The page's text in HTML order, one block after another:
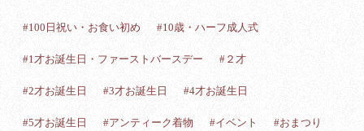
#100日祝い・お食い初め #10歳・ハーフ成人式
#1才お誕生日・ファーストバースデー #２才
#2才お誕生日 #3才お誕生日 #4才お誕生日
#5才お誕生日 #アンティーク着物 #イベント #おまつり